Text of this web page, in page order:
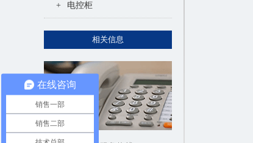
+ 电控柜
相关信息
在线咨询
销售一部
销售二部